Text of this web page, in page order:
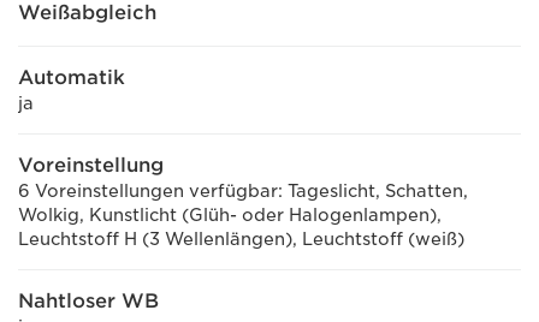
Weißabgleich
Automatik
ja
Voreinstellung
6 Voreinstellungen verfügbar: Tageslicht, Schatten,
Wolkig, Kunstlicht (Glüh- oder Halogenlampen),
Leuchtstoff H (3 Wellenlängen), Leuchtstoff (weiß)
Nahtloser WB